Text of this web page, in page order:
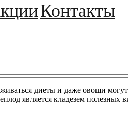
Контакты
диеты и даже овощи
является кладезем